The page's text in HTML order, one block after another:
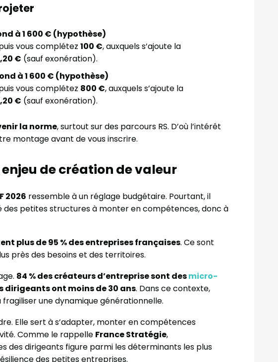
à 1 600 € (hypothèse)
vous complétez 100 €, auxquels s’ajoute la
€ (sauf exonération).
à 1 600 € (hypothèse)
vous complétez 800 €, auxquels s’ajoute la
€ (sauf exonération).
la norme, surtout sur des parcours RS. D’où l’intérêt
montage avant de vous inscrire.
enjeu de création de valeur
2026 ressemble à un réglage budgétaire. Pourtant, il
des petites structures à monter en compétences, donc à
plus de 95 % des entreprises françaises. Ce sont
près des besoins et des territoires.
84 % des créateurs d’entreprise sont desmicro-
dirigeants ont moins de 30 ans. Dans ce contexte,
une dynamique générationnelle.
Elle sert à s’adapter, monter en compétences
Comme le rappelle France Stratégie,
des dirigeants figure parmi les déterminants les plus
des petites entreprises.